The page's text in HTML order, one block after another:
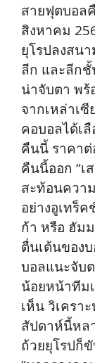
สายฟุตบอล
สิงหาคม
ยุโรปลงสน
ลีก และลีก
น่าจับตา พร้
จากเหล่าเ
คอบอลได้เ
คืนนี้ ราคาต่
คืนนี้ออก “เ
สะท้อนควา
อย่างอูเทร็
ก้า หรือ ฮัม
ตื่นเต้นของ
บอลแนะจับ
น้อยหน้าทีม
เห็น วิเครา
สัปดาห์นี้หล
ถ้วยยุโรปก็